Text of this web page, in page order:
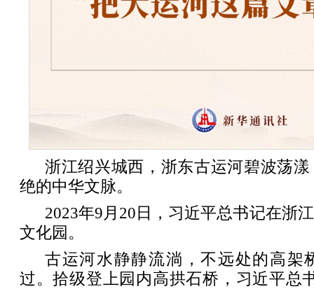
浙江绍兴城西，浙东古运河碧波荡
绝的中华文脉。
2023年9月20日，习近平总书记在浙
文化园。
古运河水静静流淌，不远处的高架
过。拾级登上园内高拱石桥，习近平总